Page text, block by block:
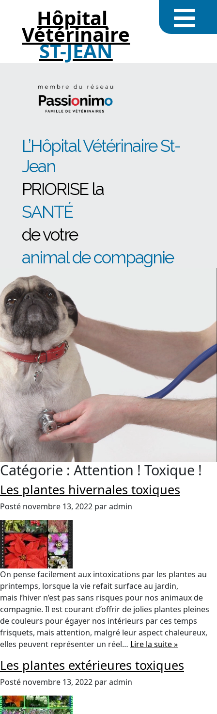
Hôpital
Vétérinaire
ST-JEAN
L’Hôpital Vétérinaire St-
Jean
PRIORISE la
SANTÉ
de votre
animal de compagnie
Catégorie : Attention ! Toxique !
Les plantes hivernales toxiques
Posté novembre 13, 2022 paradmin
On pense facilement aux intoxications par les plantes au
printemps, lorsque la vie refait surface au jardin,
mais l’hiver n’est pas sans risques pour nos animaux de
compagnie. Il est courant d’offrir de jolies plantes pleines
de couleurs pour égayer nos intérieurs par ces temps
frisquets, mais attention, malgré leur aspect chaleureux,
elles peuvent représenter un réel… Lire la suite »
Les plantes extérieures toxiques
Posté novembre 13, 2022 paradmin